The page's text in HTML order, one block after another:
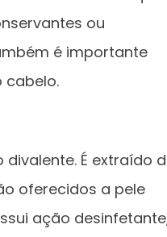
ou
é importante
cabelo.
É extraído
oferecidos a pele
ação